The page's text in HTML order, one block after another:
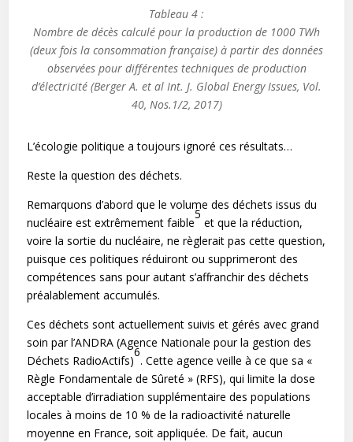
Tableau 4 :
Nombre de décès calculé pour la production de 1000 TWh
(deux fois la consommation française) à partir des données
observées pour différentes techniques de production
d’électricité (Berger A. et al Int. J. Global Energy Issues, Vol.
40, Nos.1/2, 2017)
L’écologie politique a toujours ignoré ces résultats…
Reste la question des déchets.
Remarquons d’abord que le volume des déchets issus du
nucléaire est extrêmement faible
5
et que la réduction,
voire la sortie du nucléaire, ne règlerait pas cette question,
puisque ces politiques réduiront ou supprimeront des
compétences sans pour autant s’affranchir des déchets
préalablement accumulés.
Ces déchets sont actuellement suivis et gérés avec grand
soin par l’ANDRA (Agence Nationale pour la gestion des
Déchets RadioActifs)
6
. Cette agence veille à ce que sa «
Règle Fondamentale de Sûreté » (RFS), qui limite la dose
acceptable d’irradiation supplémentaire des populations
locales à moins de 10 % de la radioactivité naturelle
moyenne en France, soit appliquée. De fait, aucun